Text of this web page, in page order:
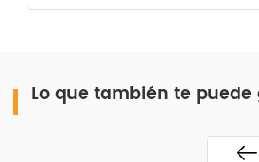
Lo que también te puede